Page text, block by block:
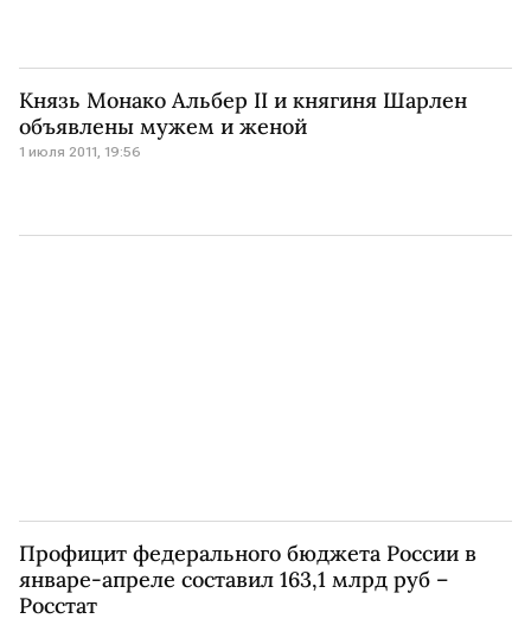
Князь Монако Альбер II и княгиня Шарлен
объявлены мужем и женой
1 июля 2011, 19:56
Профицит федерального бюджета России в
январе-апреле составил 163,1 млрд руб –
Росстат